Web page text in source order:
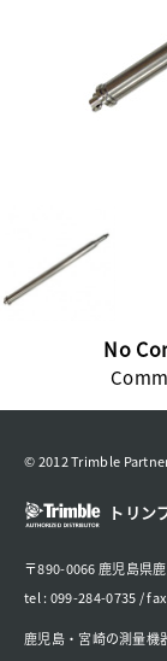
No
© 2012 Trimble
トリン
〒890-0066 鹿児島県
tel : 099-284-0735 /
鹿児島・宮崎の測量機